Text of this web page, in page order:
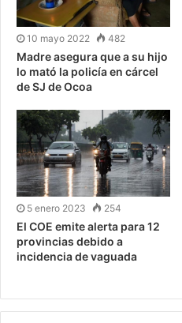
10 mayo 2022 482
Madre asegura que a su hijo
lo mató la policía en cárcel
de SJ de Ocoa
5 enero 2023 254
El COE emite alerta para 12
provincias debido a
incidencia de vaguada